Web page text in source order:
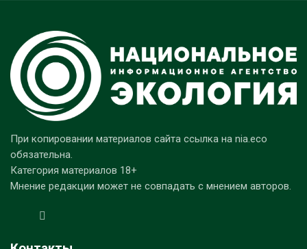
При копировании материалов сайта ссылка на nia.eco
обязательна.
Категория материалов 18+
Мнение редакции может не совпадать с мнением авторов.